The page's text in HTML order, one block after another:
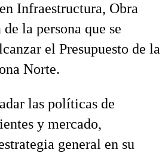
Infraestructura, Obra
la persona que se
el Presupuesto de la
Norte.
las políticas de
y mercado,
general en su